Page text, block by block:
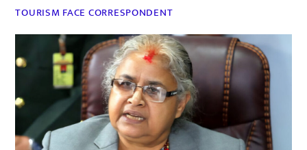
TOURISM FACE CORRESPONDENT